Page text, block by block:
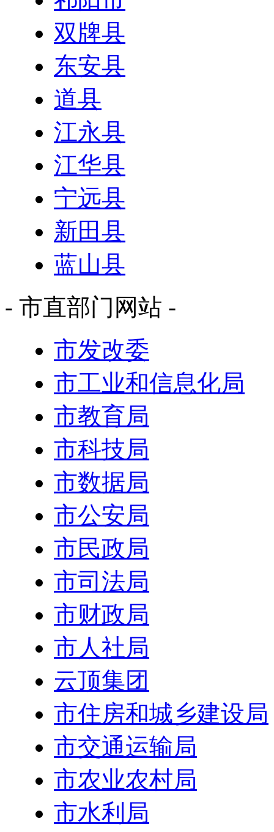
双牌县
东安县
道县
江永县
江华县
宁远县
新田县
蓝山县
- 市直部门网站 -
市发改委
市工业和信息化局
市教育局
市科技局
市数据局
市公安局
市民政局
市司法局
市财政局
市人社局
云顶集团
市住房和城乡建设局
市交通运输局
市农业农村局
市水利局